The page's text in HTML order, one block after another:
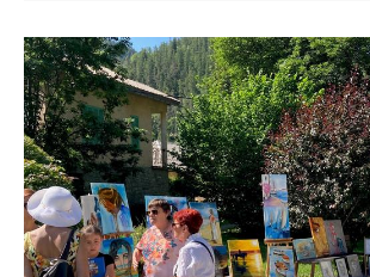
Venez admirer les créations des artistes
ACA (art et créations artistiques du Haut
peintures et dessins aquarelles, huiles,